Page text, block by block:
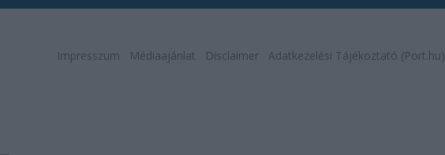
Impresszum Médiaajánlat Disclaimer Adatkezelési Tájékoztató (Port.hu)